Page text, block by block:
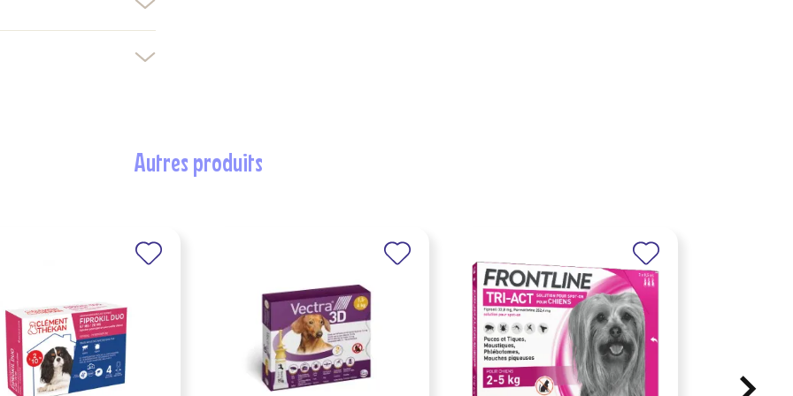
autres produits
devez être connecté pour ajouter des produits à votre liste d'envies.